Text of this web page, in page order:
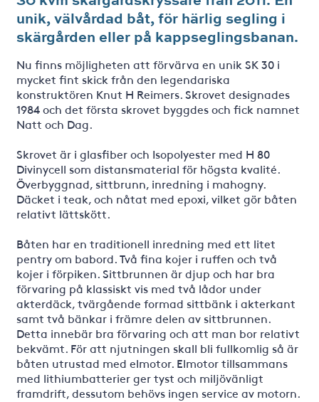
unik, välvårdad båt, för härlig segling i
skärgården eller på kappseglingsbanan.
Nu finns möjligheten att förvärva en unik SK 30 i
mycket fint skick från den legendariska
konstruktören Knut H Reimers. Skrovet designades
1984 och det första skrovet byggdes och fick namnet
Natt och Dag.
Skrovet är i glasfiber och Isopolyester med H 80
Divinycell som distansmaterial för högsta kvalité.
Överbyggnad, sittbrunn, inredning i mahogny.
Däcket i teak, och nåtat med epoxi, vilket gör båten
relativt lättskött.
Båten har en traditionell inredning med ett litet
pentry om babord. Två fina kojer i ruffen och två
kojer i förpiken. Sittbrunnen är djup och har bra
förvaring på klassiskt vis med två lådor under
akterdäck, tvärgående formad sittbänk i akterkant
samt två bänkar i främre delen av sittbrunnen.
Detta innebär bra förvaring och att man bor relativt
bekvämt. För att njutningen skall bli fullkomlig så är
båten utrustad med elmotor. Elmotor tillsammans
med lithiumbatterier ger tyst och miljövänligt
framdrift, dessutom behövs ingen service av motorn.